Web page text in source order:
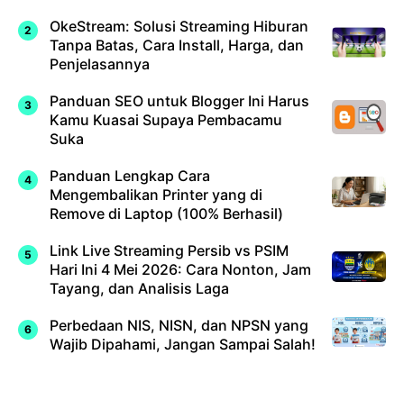
OkeStream: Solusi Streaming Hiburan
Tanpa Batas, Cara Install, Harga, dan
Penjelasannya
Panduan SEO untuk Blogger Ini Harus
Kamu Kuasai Supaya Pembacamu
Suka
Panduan Lengkap Cara
Mengembalikan Printer yang di
Remove di Laptop (100% Berhasil)
Link Live Streaming Persib vs PSIM
Hari Ini 4 Mei 2026: Cara Nonton, Jam
Tayang, dan Analisis Laga
Perbedaan NIS, NISN, dan NPSN yang
Wajib Dipahami, Jangan Sampai Salah!